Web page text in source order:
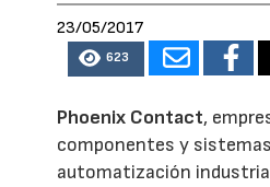
23/05/2017
623
Phoenix Contact,
componentes y
automatización